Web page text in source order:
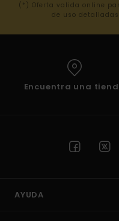
(*) Oferta valida online
de uso
Encuentra una
AYUDA